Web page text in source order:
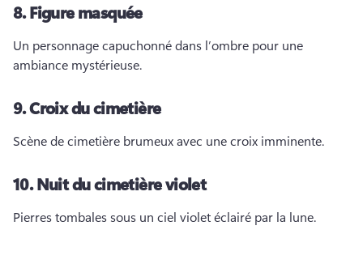
8.Figure masquée
Un personnage capuchonné dans l’ombre pour une
ambiance mystérieuse.
9.Croix du cimetière
Scène de cimetière brumeux avec une croix imminente.
10.Nuit du cimetière violet
Pierres tombales sous un ciel violet éclairé par la lune.